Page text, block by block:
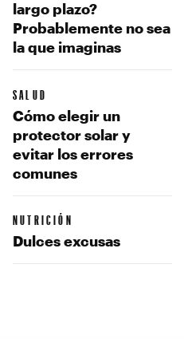
largo plazo?
Probablemente no sea
la que imaginas
SALUD
Cómo elegir un
protector solar y
evitar los errores
comunes
NUTRICIÓN
Dulces excusas